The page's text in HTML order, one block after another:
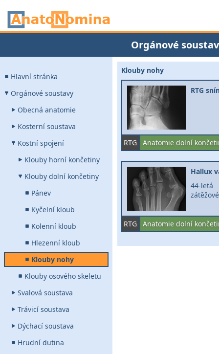
Orgánové
Hlavní stránka
Orgánové soustavy
Obecná anatomie
Kosterní soustava
Kostní spojení
Klouby horní končetiny
Klouby dolní končetiny
Pánev
Kyčelní kloub
Kolenní kloub
Hlezenní kloub
Klouby nohy
Klouby osového skeletu
Svalová soustava
Trávicí soustava
Dýchací soustava
Hrudní dutina
Klouby nohy
RTG
RTG Anatomie dolní
Hallux
44-letá
RTG Anatomie dolní